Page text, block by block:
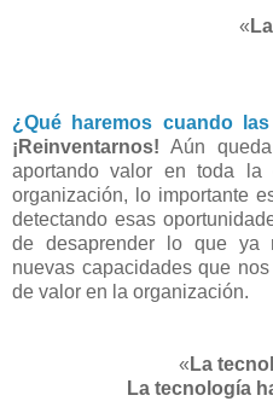
«
¿Qué haremos cuando
¡Reinventarnos! Aún
aportando valor en toda la
organización, lo importante
detectando esas
de desaprender lo que ya
nuevas capacidades que
de valor en la organización.
« La
La tecnología